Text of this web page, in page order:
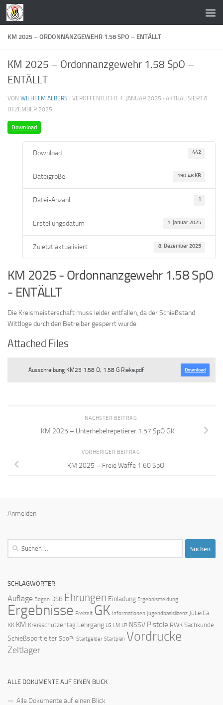
Zum Inhalt springen
KM 2025 – ORDONNANZGEWEHR 1.58 SPO – ENTÄLLT
KM 2025 – Ordonnanzgewehr 1.58 SpO –
ENTÄLLT
VON WILHELM ALBERS · VERÖFFENTLICHT 1. JANUAR 2025 · AKTUALISIERT 8.
DEZEMBER 2025
Download
Download 442
Dateigröße 190.48 KB
Datei-Anzahl 1
Erstellungsdatum 1. Januar 2025
Zuletzt aktualisiert 8. Dezember 2025
KM 2025 - Ordonnanzgewehr 1.58 SpO
- ENTÄLLT
Die Kreismeisterschaft muss leider entfallen, da der Schießstand
Wittloge durch den Betreiber gesperrt wurde.
Attached Files
Ausschreibung KM25 1.58 O, 1.58 G Rieke.pdf Download
NÄCHSTER BEITRAG
KM 2025 – Unterhebelrepetierer 1.57 SpO GK
VORHERIGER BEITRAG
KM 2025 – Freie Waffe 1.60 SpO
Anmelden
Suchen
nach:
SCHLAGWÖRTER
Auflage Bogen DSB Ehrungen Einladung Ergebnismeldung
Ergebnisse Freizeit GK Informationen Jugendbasislizenz JuLeiCa
KK KM Kreisschützentag Lehrgang LG LM LP NSSV Pistole RWK Sachkunde
Schießsportleiter SpoPi Startgelder Startplan Vordrucke
Zeltlager
ALLE DOKUMENTE AUF EINEN BLICK
Alle Dokumente auf einen Blick